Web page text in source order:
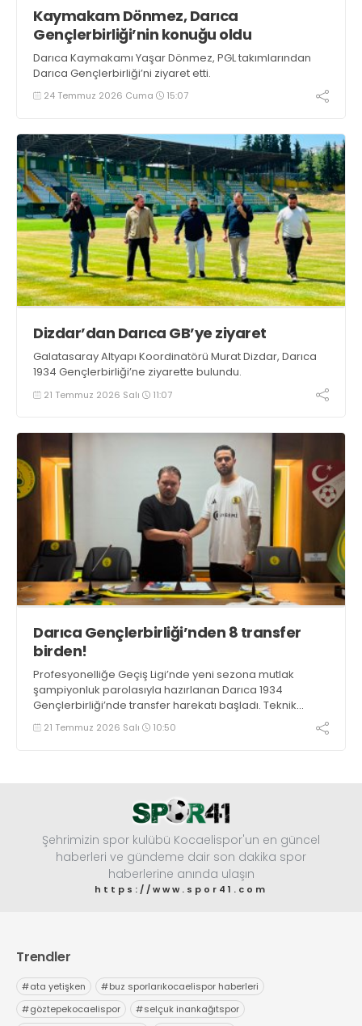
Kaymakam Dönmez, Darıca
Gençlerbirliği’nin konuğu oldu
Darıca Kaymakamı Yaşar Dönmez, PGL takımlarından
Darıca Gençlerbirliği’ni ziyaret etti.
24 Temmuz 2026 Cuma 15:07
Dizdar’dan Darıca GB’ye ziyaret
Galatasaray Altyapı Koordinatörü Murat Dizdar, Darıca
1934 Gençlerbirliği’ne ziyarette bulundu.
21 Temmuz 2026 Salı 11:07
Darıca Gençlerbirliği’nden 8 transfer
birden!
Profesyonelliğe Geçiş Ligi’nde yeni sezona mutlak
şampiyonluk parolasıyla hazırlanan Darıca 1934
Gençlerbirliği’nde transfer harekatı başladı. Teknik
heyetin raporu doğrultusunda eksik bölgeleri sağlam
takviyelerle dolduran Darıca temsilcisi hata yapmak
21 Temmuz 2026 Salı 10:50
Şehrimizin spor kulübü Kocaelispor'un en güncel
haberleri ve gündeme dair son dakika spor
haberlerine anında ulaşın
https://www.spor41.com
Trendler
#ata yetişken #buz sporlarıkocaelispor haberleri
#göztepekocaelispor #selçuk inankağıtspor